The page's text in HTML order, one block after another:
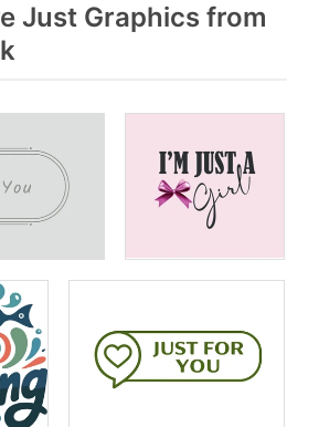
Just Graphics from